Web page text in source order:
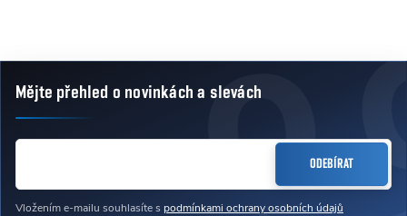
Zápatí
Mějte přehled o novinkácha slevách
Vložením e-mailu souhlasíte s podmínkami ochrany osobních údajů
ODEBÍRAT